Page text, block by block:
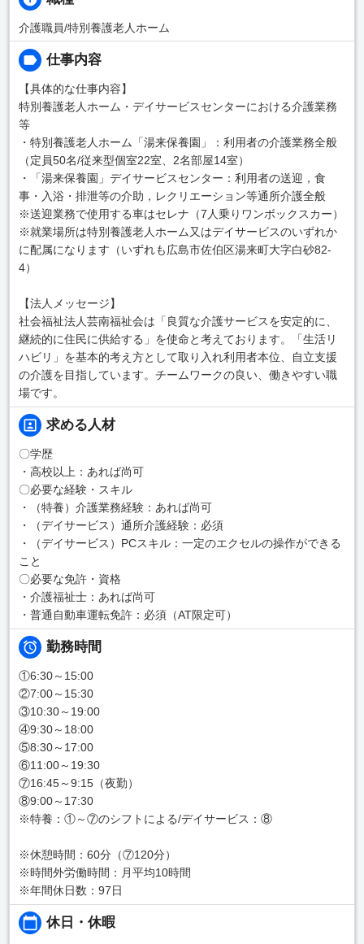
介護職員/特別養護老人ホーム
仕事内容
【具体的な仕事内容】
特別養護老人ホーム・デイサービスセンターにおける介護業務
等
・特別養護老人ホーム「湯来保養園」：利用者の介護業務全般
（定員50名/従来型個室22室、2名部屋14室）
・「湯来保養園」デイサービスセンター：利用者の送迎，食
事・入浴・排泄等の介助，レクリエーション等通所介護全般
※送迎業務で使用する車はセレナ（7人乗りワンボックスカー）
※就業場所は特別養護老人ホーム又はデイサービスのいずれか
に配属になります（いずれも広島市佐伯区湯来町大字白砂82-
4）
【法人メッセージ】
社会福祉法人芸南福祉会は「良質な介護サービスを安定的に、
継続的に住民に供給する」を使命と考えております。「生活リ
ハビリ」を基本的考え方として取り入れ利用者本位、自立支援
の介護を目指しています。チームワークの良い、働きやすい職
場です。
求める人材
〇学歴
・高校以上：あれば尚可
〇必要な経験・スキル
・（特養）介護業務経験：あれば尚可
・（デイサービス）通所介護経験：必須
・（デイサービス）PCスキル：一定のエクセルの操作ができる
こと
〇必要な免許・資格
・介護福祉士：あれば尚可
・普通自動車運転免許：必須（AT限定可）
勤務時間
①6:30～15:00
②7:00～15:30
③10:30～19:00
④9:30～18:00
⑤8:30～17:00
⑥11:00～19:30
⑦16:45～9:15（夜勤）
⑧9:00～17:30
※特養：①～⑦のシフトによる/デイサービス：⑧
※休憩時間：60分（⑦120分）
※時間外労働時間：月平均10時間
※年間休日数：97日
休日・休暇